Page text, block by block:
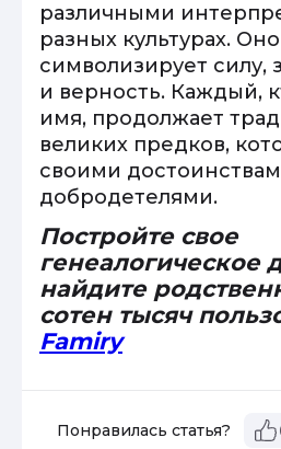
различными
разных культурах. Оно
символизирует силу,
и верность. Каждый,
имя, продолжает
великих предков,
своими
добродетелями.
Постройте свое
генеалогическое
найдите
сотен тысяч
Famiry
Понравилась статья?